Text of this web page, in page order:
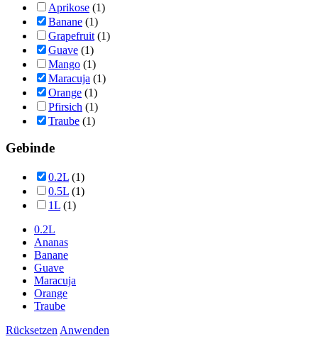
Aprikose (1)
Banane (1)
Grapefruit (1)
Guave (1)
Mango (1)
Maracuja (1)
Orange (1)
Pfirsich (1)
Traube (1)
Gebinde
0.2L (1)
0.5L (1)
1L (1)
0.2L
Ananas
Banane
Guave
Maracuja
Orange
Traube
Rücksetzen Anwenden